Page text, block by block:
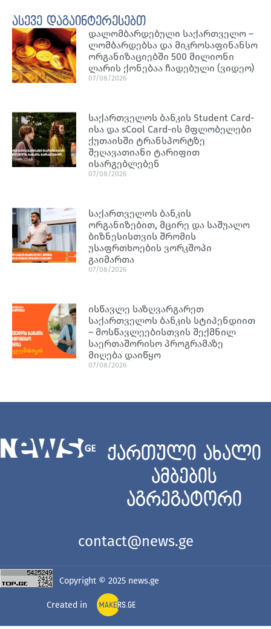
ასევე დაგაინტერესებთ
დალომბარდებული საქართველო –
ლომბარდებსა და მიკროსაფინანსო
ორგანიზაციებში 500 მილიონი
ლარის ქონებაა ჩადებული (ვიდეო)
07/08/2026
საქართველოს ბანკის Student Card-
ისა და sCool Card-ის მფლობელები
ქუთაისში ტრანსპორტზე
შეღავათიანი ტარიფით
ისარგებლებენ
07/08/2026
საქართველოს ბანკის
ორგანიზებით, მცირე და საშუალო
ბიზნესისთვის შრომის
უსაფრთხოების ვორკშოპი
გაიმართა
07/08/2026
ისწავლე საზღვარგარეთ
საქართველოს ბანკის სტიპენდიით
– მოსწავლეებისთვის შექმნილ
საერთაშორისო პროგრამაზე
მიღება დაიწყო
07/08/2026
ქართული ახალი
ამბების
აგრეგატორი
contact@news.ge
Copyright © 2025 news.ge
Created in